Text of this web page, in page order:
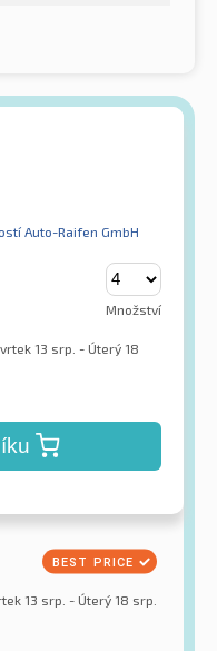
Auto-Raifen GmbH
Množství
13 srp. - Úterý 18
13 srp. - Úterý 18 srp.